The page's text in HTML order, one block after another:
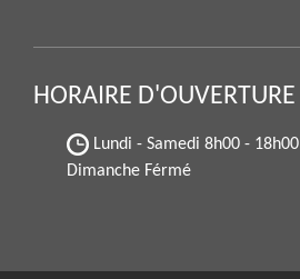
HORAIRE D'OUVERTURE
Lundi - Samedi 8h00 - 18h00
Dimanche Férmé